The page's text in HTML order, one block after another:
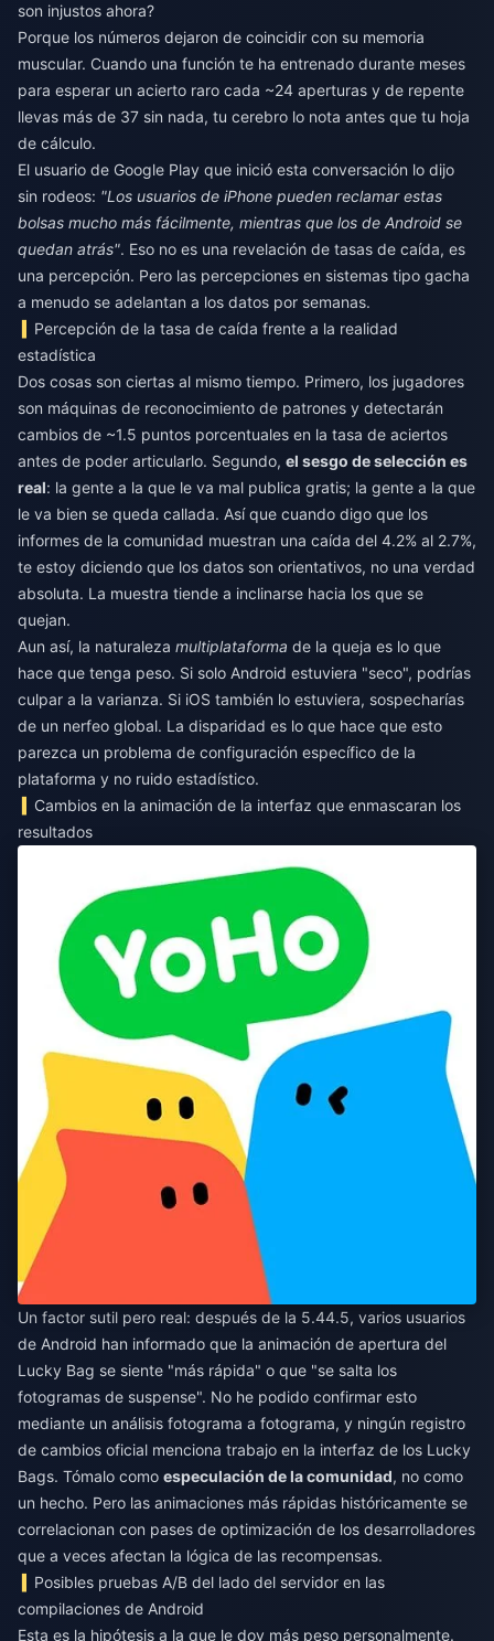
son injustos ahora?
Porque los números dejaron de coincidir con su memoria
muscular. Cuando una función te ha entrenado durante meses
para esperar un acierto raro cada ~24 aperturas y de repente
llevas más de 37 sin nada, tu cerebro lo nota antes que tu hoja
de cálculo.
El usuario de Google Play que inició esta conversación lo dijo
sin rodeos: "Los usuarios de iPhone pueden reclamar estas
bolsas mucho más fácilmente, mientras que los de Android se
quedan atrás". Eso no es una revelación de tasas de caída, es
una percepción. Pero las percepciones en sistemas tipo gacha
a menudo se adelantan a los datos por semanas.
Percepción de la tasa de caída frente a la realidad
estadística
Dos cosas son ciertas al mismo tiempo. Primero, los jugadores
son máquinas de reconocimiento de patrones y detectarán
cambios de ~1.5 puntos porcentuales en la tasa de aciertos
antes de poder articularlo. Segundo, el sesgo de selección es
real: la gente a la que le va mal publica gratis; la gente a la que
le va bien se queda callada. Así que cuando digo que los
informes de la comunidad muestran una caída del 4.2% al 2.7%,
te estoy diciendo que los datos son orientativos, no una verdad
absoluta. La muestra tiende a inclinarse hacia los que se
quejan.
Aun así, la naturaleza multiplataforma de la queja es lo que
hace que tenga peso. Si solo Android estuviera "seco", podrías
culpar a la varianza. Si iOS también lo estuviera, sospecharías
de un nerfeo global. La disparidad es lo que hace que esto
parezca un problema de configuración específico de la
plataforma y no ruido estadístico.
Cambios en la animación de la interfaz que enmascaran los
resultados
Un factor sutil pero real: después de la 5.44.5, varios usuarios
de Android han informado que la animación de apertura del
Lucky Bag se siente "más rápida" o que "se salta los
fotogramas de suspense". No he podido confirmar esto
mediante un análisis fotograma a fotograma, y ningún registro
de cambios oficial menciona trabajo en la interfaz de los Lucky
Bags. Tómalo como especulación de la comunidad, no como
un hecho. Pero las animaciones más rápidas históricamente se
correlacionan con pases de optimización de los desarrolladores
que a veces afectan la lógica de las recompensas.
Posibles pruebas A/B del lado del servidor en las
compilaciones de Android
Esta es la hipótesis a la que le doy más peso personalmente.